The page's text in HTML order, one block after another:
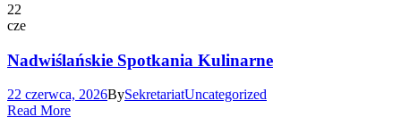
22
cze
Nadwiślańskie Spotkania Kulinarne
22 czerwca, 2026BySekretariatUncategorized
Read More